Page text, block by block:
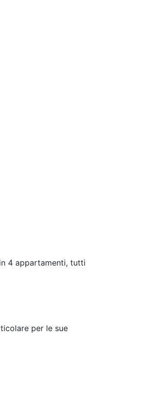
4 appartamenti, tutti
per le sue